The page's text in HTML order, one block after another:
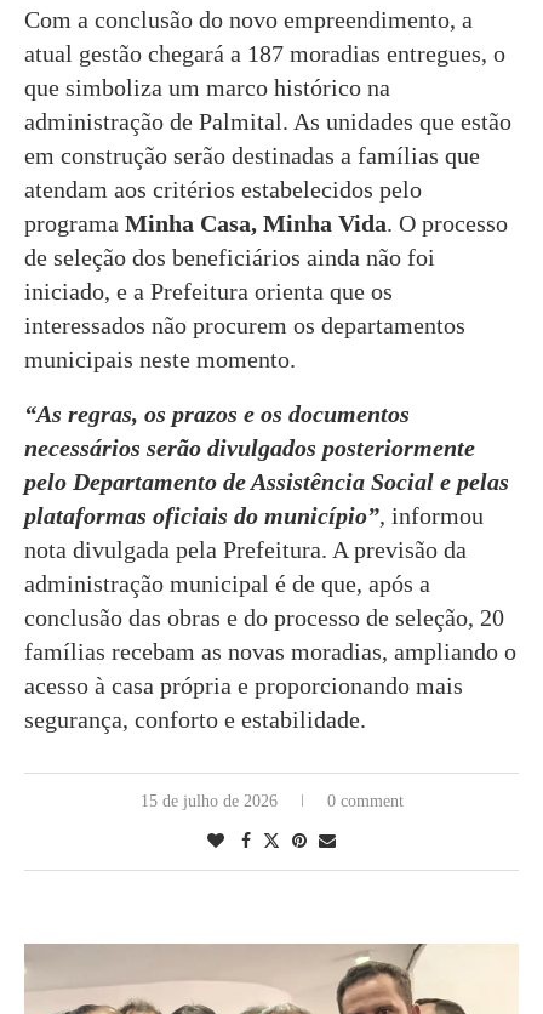
Com a conclusão do novo empreendimento, a
atual gestão chegará a 187 moradias entregues, o
que simboliza um marco histórico na
administração de Palmital. As unidades que estão
em construção serão destinadas a famílias que
atendam aos critérios estabelecidos pelo
programa Minha Casa, Minha Vida. O processo
de seleção dos beneficiários ainda não foi
iniciado, e a Prefeitura orienta que os
interessados não procurem os departamentos
municipais neste momento.
“As regras, os prazos e os documentos
necessários serão divulgados posteriormente
pelo Departamento de Assistência Social e pelas
plataformas oficiais do município”, informou
nota divulgada pela Prefeitura. A previsão da
administração municipal é de que, após a
conclusão das obras e do processo de seleção, 20
famílias recebam as novas moradias, ampliando o
acesso à casa própria e proporcionando mais
segurança, conforto e estabilidade.
15 de julho de 2026 0 comment